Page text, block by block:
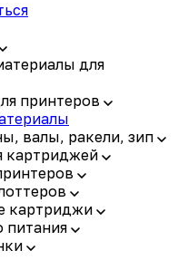
для
принтеров
валы, ракели, зип
картриджей
картриджи
питания